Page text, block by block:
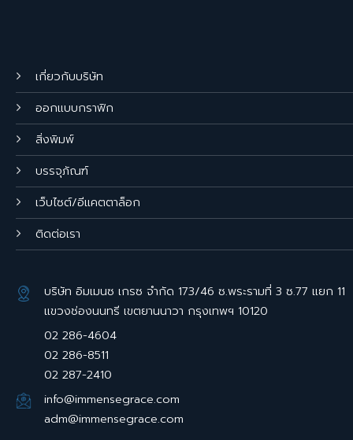
เกี่ยวกับบริษัท
ออกแบบกราฟิก
สิ่งพิมพ์
บรรจุภัณฑ์
เว็บไซต์/อีแคตตาล็อก
ติดต่อเรา
บริษัท อิมเมนซ เกรซ จำกัด 173/46 ซ.พระรามที่ 3 ซ.77 แยก 11
แขวงช่องนนทรี เขตยานนาวา กรุงเทพฯ 10120
02 286-4604
02 286-8511
02 287-2410
info@immensegrace.com
adm@immensegrace.com